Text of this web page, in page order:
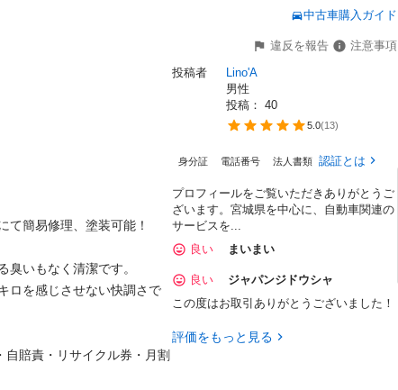
て簡易修理、塗装可能！
臭いもなく清潔です。
ロを感じさせない快調さで
賠責・リサイクル券・月割
中古車購入ガイド
違反を報告
注意事項
投稿者
Lino'A
男性
投稿： 40
5.0(13)
身分証 電話番号 法人書類 認証とは
​プロフィールをご覧いただきありがとうご
ざいます。 ​宮城県を中心に、自動車関連の
サービスを...
良い
まいまい
良い
ジャパンジドウシャ
この度はお取引ありがとうございました！
評価をもっと見る